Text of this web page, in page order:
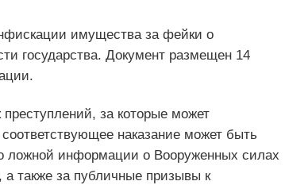
имущества за фейки о
государства. Документ размещен 14
за которые может
наказание может быть
ложной информации о Вооруженных силах
также за публичные призывы к